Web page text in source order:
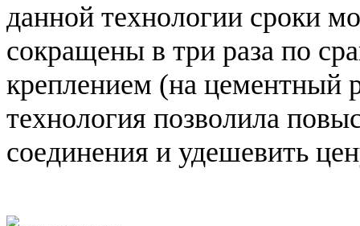
данной технологии сроки
сокращены в три раза по
креплением (на цементный
технология позволила
соединения и удешевить